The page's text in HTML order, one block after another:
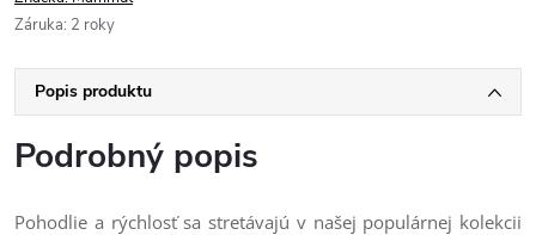
Záruka: 2 roky
Popis produktu
Podrobný popis
Pohodlie a rýchlosť sa stretávajú v našej populárnej kolekcii